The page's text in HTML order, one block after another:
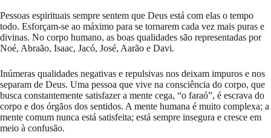
Pessoas espirituais sempre sentem que Deus está com elas o tempo
todo. Esforçam-se ao máximo para se tornarem cada vez mais puras e
divinas. No corpo humano, as boas qualidades são representadas por
Noé, Abraão, Isaac, Jacó, José, Aarão e Davi.
Inúmeras qualidades negativas e repulsivas nos deixam impuros e nos
separam de Deus. Uma pessoa que vive na consciência do corpo, que
busca constantemente satisfazer a mente cega, “o faraó”, é escrava do
corpo e dos órgãos dos sentidos. A mente humana é muito complexa; a
mente comum nunca está satisfeita; está sempre insegura e cresce em
meio à confusão.